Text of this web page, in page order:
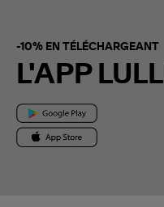
-10% EN TÉLÉCHARGEANT
L'APP LULLI